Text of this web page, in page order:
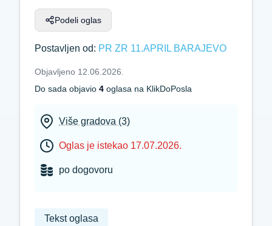
Podeli oglas
Postavljen od: PR ZR 11.APRIL BARAJEVO
Objavljeno 12.06.2026.
Do sada objavio 4 oglasa na KlikDoPosla
Više gradova (3)
Oglas je istekao 17.07.2026.
po dogovoru
Tekst oglasa